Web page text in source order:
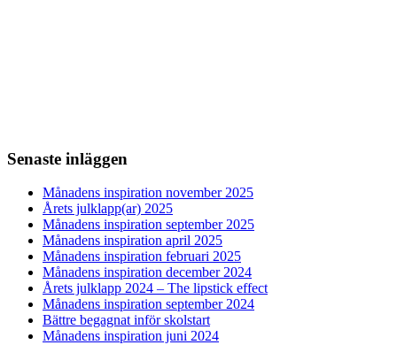
Senaste inläggen
Månadens inspiration november 2025
Årets julklapp(ar) 2025
Månadens inspiration september 2025
Månadens inspiration april 2025
Månadens inspiration februari 2025
Månadens inspiration december 2024
Årets julklapp 2024 – The lipstick effect
Månadens inspiration september 2024
Bättre begagnat inför skolstart
Månadens inspiration juni 2024